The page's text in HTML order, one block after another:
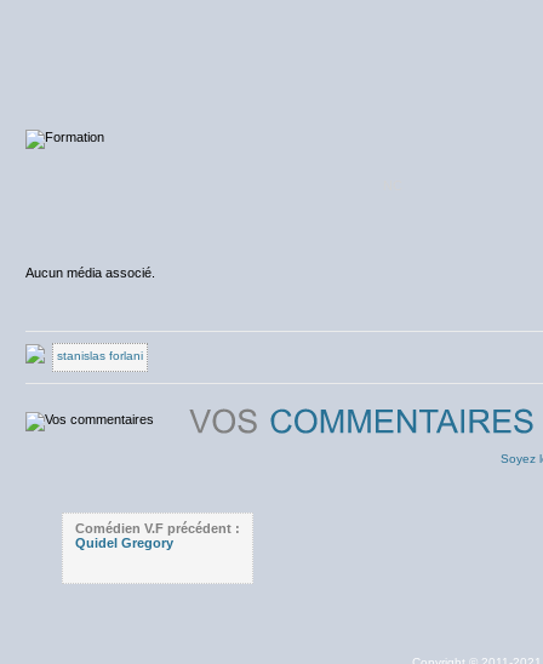
Aucun média associé.
stanislas forlani
Soyez
Comédien V.F précédent :
Quidel Gregory